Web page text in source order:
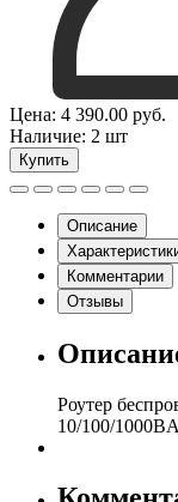
Цена: 4 390.00 руб.
Наличие: 2 шт
Купить
Описание
Комментарии
Отзывы
Роутер
10/100/